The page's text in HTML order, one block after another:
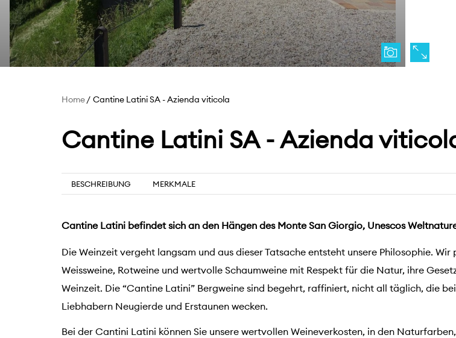
Home Cantine Latini SA - Azienda viticola
Cantine Latini SA - Azienda
BESCHREIBUNG MERKMALE
Cantine Latini befindet sich an den Hängen des Monte San Giorgio, Unescos
Die Weinzeit vergeht langsam und aus dieser Tatsache entsteht unsere Philosophie. Wir
Weissweine, Rotweine und wertvolle Schaumweine mit Respekt für die Natur, ihre
Weinzeit. Die “Cantine Latini” Bergweine sind begehrt, raffiniert, nicht all täglich, die
Liebhabern Neugierde und Erstaunen wecken.
Bei der Cantini Latini können Sie unsere wertvollen Weineverkosten, in den